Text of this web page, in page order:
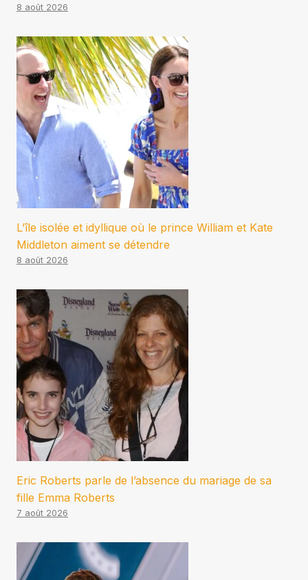
8 août 2026
L’île isolée et idyllique où le prince William et Kate
Middleton aiment se détendre
8 août 2026
Eric Roberts parle de l’absence du mariage de sa
fille Emma Roberts
7 août 2026